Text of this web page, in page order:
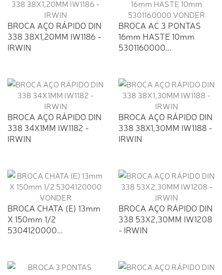
BROCA AÇO RÁPIDO DIN
338 38X1,20MM IW1186 -
IRWIN
BROCA AC 3 PONTAS
16mm HASTE 10mm
5301160000...
BROCA AÇO RÁPIDO DIN
338 34X1MM IW1182 -
IRWIN
BROCA AÇO RÁPIDO DIN
338 38X1,30MM IW1188 -
IRWIN
BROCA CHATA (E) 13mm
X 150mm 1/2
5304120000...
BROCA AÇO RÁPIDO DIN
338 53X2,30MM IW1208
- IRWIN